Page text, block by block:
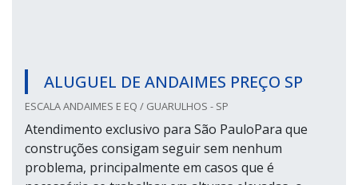
ALUGUEL DE ANDAIMES PREÇO SP
ESCALA ANDAIMES E EQ / GUARULHOS - SP
Atendimento exclusivo para São PauloPara que
construções consigam seguir sem nenhum
problema, principalmente em casos que é